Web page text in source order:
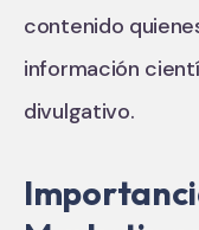
contenido
información
divulgativo.